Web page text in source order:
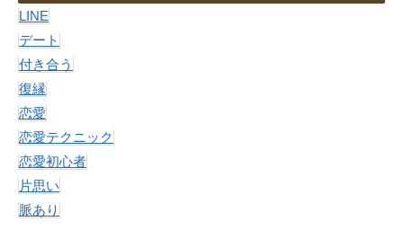
LINE
デート
付き合う
復縁
恋愛
恋愛テクニック
恋愛初心者
片思い
脈あり